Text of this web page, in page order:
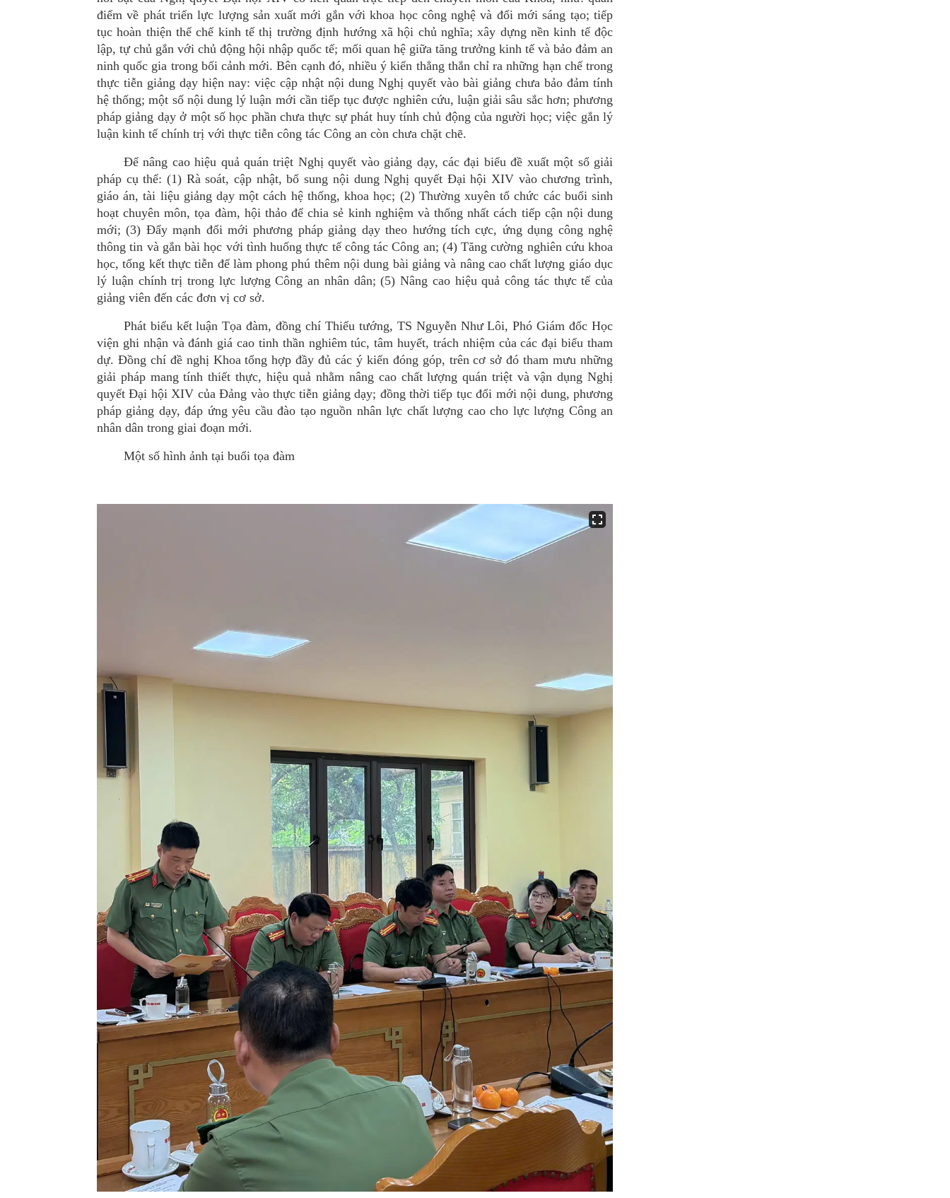
điểm về phát triển lực lượng sản xuất mới gắn với khoa học công nghệ và đổi mới sáng tạo; tiếp
tục hoàn thiện thể chế kinh tế thị trường định hướng xã hội chủ nghĩa; xây dựng nền kinh tế độc
lập, tự chủ gắn với chủ động hội nhập quốc tế; mối quan hệ giữa tăng trưởng kinh tế và bảo đảm an
ninh quốc gia trong bối cảnh mới. Bên cạnh đó, nhiều ý kiến thẳng thắn chỉ ra những hạn chế trong
thực tiễn giảng dạy hiện nay: việc cập nhật nội dung Nghị quyết vào bài giảng chưa bảo đảm tính
hệ thống; một số nội dung lý luận mới cần tiếp tục được nghiên cứu, luận giải sâu sắc hơn; phương
pháp giảng dạy ở một số học phần chưa thực sự phát huy tính chủ động của người học; việc gắn lý
luận kinh tế chính trị với thực tiễn công tác Công an còn chưa chặt chẽ.
Để nâng cao hiệu quả quán triệt Nghị quyết vào giảng dạy, các đại biểu đề xuất một số giải
pháp cụ thể: (1) Rà soát, cập nhật, bổ sung nội dung Nghị quyết Đại hội XIV vào chương trình,
giáo án, tài liệu giảng dạy một cách hệ thống, khoa học; (2) Thường xuyên tổ chức các buổi sinh
hoạt chuyên môn, tọa đàm, hội thảo để chia sẻ kinh nghiệm và thống nhất cách tiếp cận nội dung
mới; (3) Đẩy mạnh đổi mới phương pháp giảng dạy theo hướng tích cực, ứng dụng công nghệ
thông tin và gắn bài học với tình huống thực tế công tác Công an; (4) Tăng cường nghiên cứu khoa
học, tổng kết thực tiễn để làm phong phú thêm nội dung bài giảng và nâng cao chất lượng giáo dục
lý luận chính trị trong lực lượng Công an nhân dân; (5) Nâng cao hiệu quả công tác thực tế của
giảng viên đến các đơn vị cơ sở.
Phát biểu kết luận Tọa đàm, đồng chí Thiếu tướng, TS Nguyễn Như Lôi, Phó Giám đốc Học
viện ghi nhận và đánh giácao tinh thần nghiêm túc, tâm huyết, trách nhiệm của các đại biểu tham
dự. Đồng chí đề nghị Khoa tổng hợp đầy đủ các ý kiến đóng góp, trên cơ sở đó tham mưu những
giải pháp mang tính thiết thực, hiệu quả nhằm nâng cao chất lượng quán triệt và vận dụng Nghị
quyết Đại hội XIV của Đảng vào thực tiễn giảng dạy; đồng thời tiếp tục đổi mới nội dung, phương
pháp giảng dạy, đáp ứng yêu cầu đào tạo nguồn nhân lực chất lượng cao cho lực lượng Công an
nhân dân trong giai đoạn mới.
Một số hình ảnh tại buổi tọa đàm